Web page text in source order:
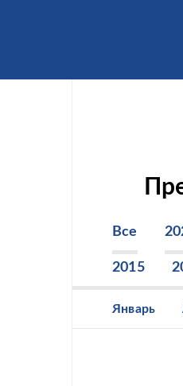
Все
2015
Январь